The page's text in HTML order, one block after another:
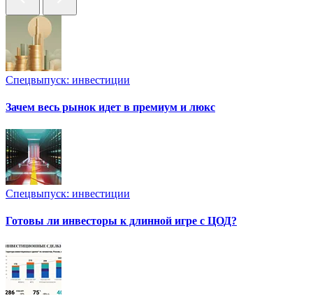
Спецвыпуск: инвестиции
Зачем весь рынок идет в премиум и люкс
Спецвыпуск: инвестиции
Готовы ли инвесторы к длинной игре с ЦОД?